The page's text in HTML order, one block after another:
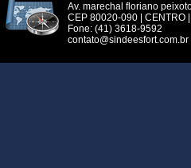
Av. marechal floriano
CEP 80020-090 | CENTRO
Fone: (41) 3618-9592
contato@sindeesfort.com.br